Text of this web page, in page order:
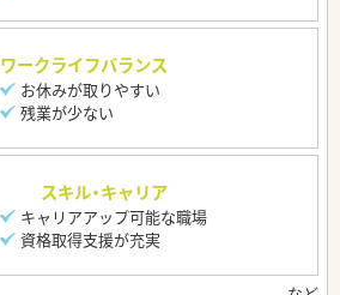
ワークライフバランス
お休みが取りやすい
残業が少ない
スキル・キャリア
キャリアアップ可能な職場
資格取得支援が充実